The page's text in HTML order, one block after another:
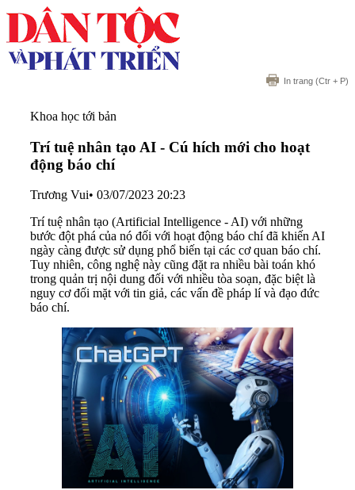
In trang (Ctr + P)
Khoa học tới bản
Trí tuệ nhân tạo AI - Cú hích mới cho hoạt
động báo chí
Trương Vui• 03/07/2023 20:23
Trí tuệ nhân tạo (Artificial Intelligence - AI) với những
bước đột phá của nó đối với hoạt động báo chí đã khiến AI
ngày càng được sử dụng phổ biến tại các cơ quan báo chí.
Tuy nhiên, công nghệ này cũng đặt ra nhiều bài toán khó
trong quản trị nội dung đối với nhiều tòa soạn, đặc biệt là
nguy cơ đối mặt với tin giả, các vấn đề pháp lí và đạo đức
báo chí.